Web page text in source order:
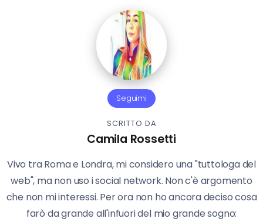
Seguimi
SCRITTO DA
Camila Rossetti
Vivo tra Roma e Londra, mi considero una "tuttologa del
web", ma non uso i social network. Non c'è argomento
che non mi interessi. Per ora non ho ancora deciso cosa
farò da grande all'infuori del mio grande sogno: